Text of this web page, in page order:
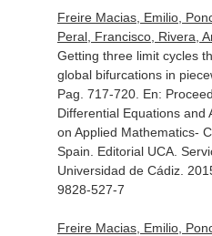
Freire Macias, Emilio,
Peral, Francisco, Rivera,
Getting three limit cycles
global bifurcations in
Pag. 717-720. En:
Differential Equations and
on Applied Mathematics-
Spain. Editorial UCA.
Universidad de Cádiz.
9828-527-7
Freire Macias, Emilio,